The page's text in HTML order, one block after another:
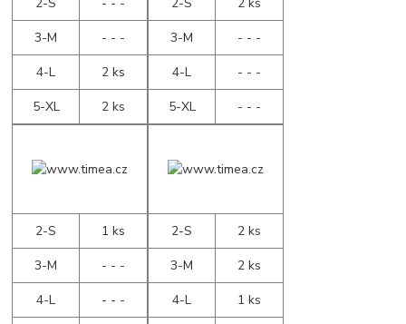
3-M
- - -
4-L
2 ks
5-XL
2 ks
3-M
- - -
4-L
- - -
5-XL
- - -
2-S
1 ks
3-M
- - -
4-L
- - -
2-S
2 ks
3-M
2 ks
4-L
1 ks